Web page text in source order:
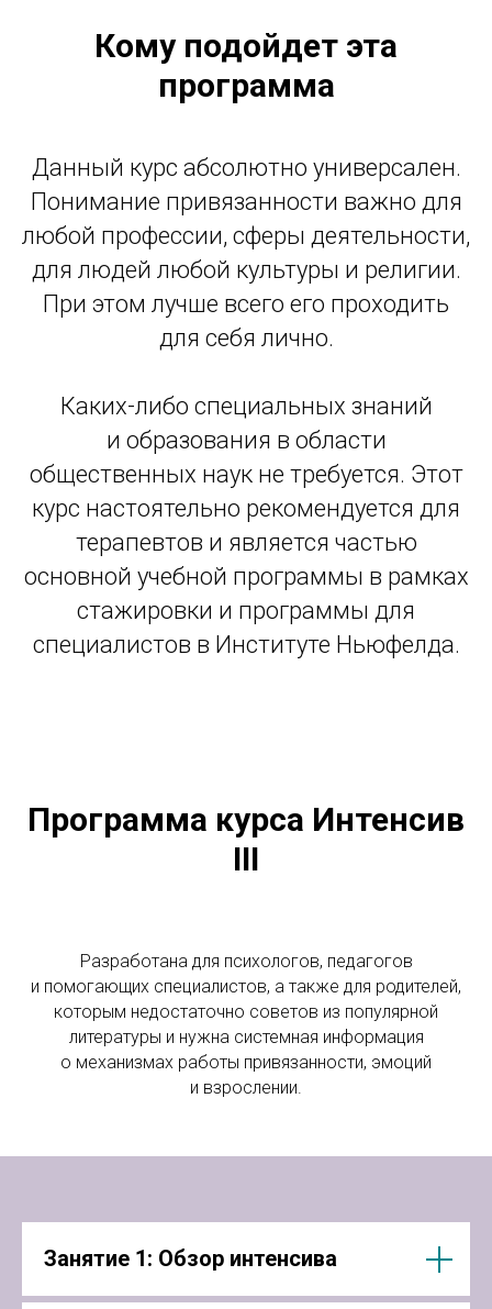
Кому подойдет эта
программа
Данный курс абсолютно универсален.
Понимание привязанности важно для
любой профессии, сферы деятельности,
для людей любой культуры и религии.
При этом лучше всего его проходить
для себя лично.
Каких-либо специальных знаний
и образования в области
общественных наук не требуется. Этот
курс настоятельно рекомендуется для
терапевтов и является частью
основной учебной программы в рамках
стажировки и программы для
специалистов в Институте Ньюфелда.
Программа курса Интенсив
III
Разработана для психологов, педагогов
и помогающих специалистов, а также для родителей,
которым недостаточно советов из популярной
литературы и нужна системная информация
о механизмах работы привязанности, эмоций
и взрослении.
Занятие 1: Обзор интенсива